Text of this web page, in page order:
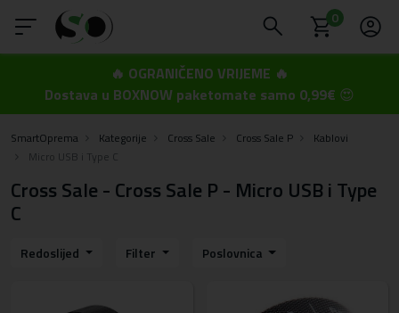
0
🔥 OGRANIČENO VRIJEME 🔥
Dostava u BOXNOW paketomate samo 0,99€ 😍
SmartOprema Kategorije Cross Sale Cross Sale P
Kablovi
Micro USB i Type C
Cross Sale - Cross Sale P - Micro USB i Type
C
Redoslijed Filter Poslovnica